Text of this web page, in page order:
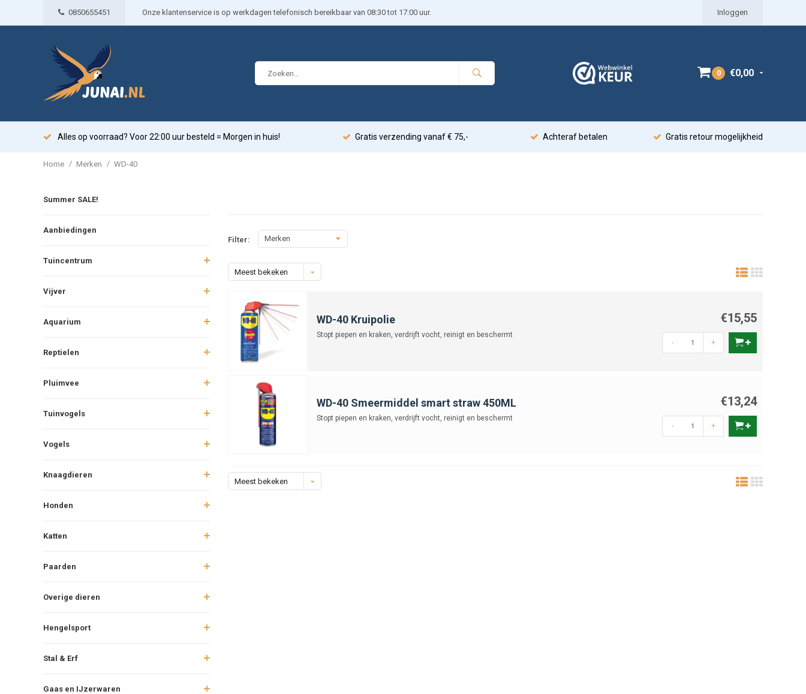
0850655451 Onze klantenservice is op werkdagen telefonisch bereikbaar van 08:30 tot 17:00 uur. Inloggen
0 €0,00
Alles op voorraad? Voor 22:00 uur besteld = Morgen in huis! Gratis verzending vanaf € 75,- Achteraf betalen Gratis retour mogelijkheid
Home / Merken / WD-40
Summer SALE!
Aanbiedingen
Tuincentrum
Vijver
Aquarium
Reptielen
Pluimvee
Tuinvogels
Vogels
Knaagdieren
Honden
Katten
Paarden
Overige dieren
Hengelsport
Stal & Erf
Gaas en IJzerwaren
Filter: Merken
Meest bekeken
WD-40 Kruipolie
Stopt piepen en kraken, verdrijft vocht, reinigt en beschermt
€15,55
- +
WD-40 Smeermiddel smart straw 450ML
Stopt piepen en kraken, verdrijft vocht, reinigt en beschermt
€13,24
- +
Meest bekeken